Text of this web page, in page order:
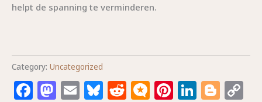
helpt de spanning te verminderen.
Category: Uncategorized
Facebook
Mastodon
EmailBluesky
Reddit
Micro.blog
Pinterest